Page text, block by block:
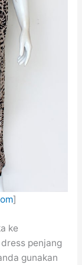
]
ke
penjang
gunakan